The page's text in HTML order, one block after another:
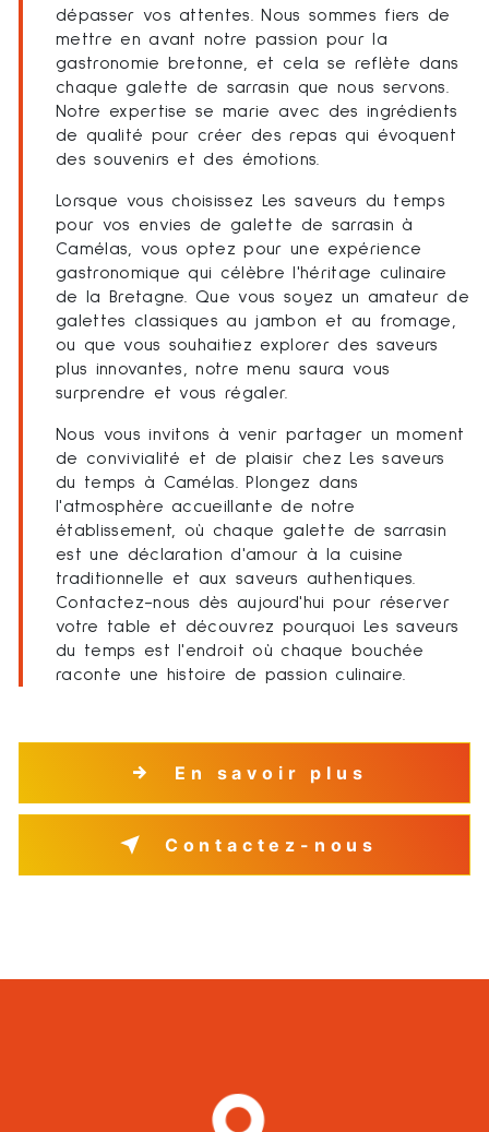
dépasser vos attentes. Nous sommes fiers de
mettre en avant notre passion pour la
gastronomie bretonne, et cela se reflète dans
chaque galette de sarrasin que nous servons.
Notre expertise se marie avec des ingrédients
de qualité pour créer des repas qui évoquent
des souvenirs et des émotions.
Lorsque vous choisissez Les saveurs du temps
pour vos envies de galette de sarrasin à
Camélas, vous optez pour une expérience
gastronomique qui célèbre l'héritage culinaire
de la Bretagne. Que vous soyez un amateur de
galettes classiques au jambon et au fromage,
ou que vous souhaitiez explorer des saveurs
plus innovantes, notre menu saura vous
surprendre et vous régaler.
Nous vous invitons à venir partager un moment
de convivialité et de plaisir chez Les saveurs
du temps à Camélas. Plongez dans
l'atmosphère accueillante de notre
établissement, où chaque galette de sarrasin
est une déclaration d'amour à la cuisine
traditionnelle et aux saveurs authentiques.
Contactez-nous dès aujourd'hui pour réserver
votre table et découvrez pourquoi Les saveurs
du temps est l'endroit où chaque bouchée
raconte une histoire de passion culinaire.
En savoir plus
Contactez-nous